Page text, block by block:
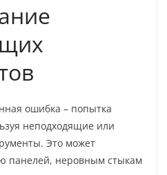
ошибка – попытка
неподходящие или
Это может
панелей, неровным стыкам